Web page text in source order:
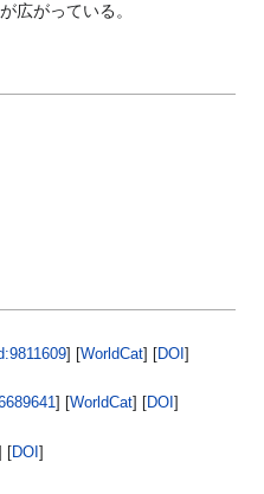
が広がっている。
] [WorldCat] [DOI]
] [WorldCat DOI
[DOI]